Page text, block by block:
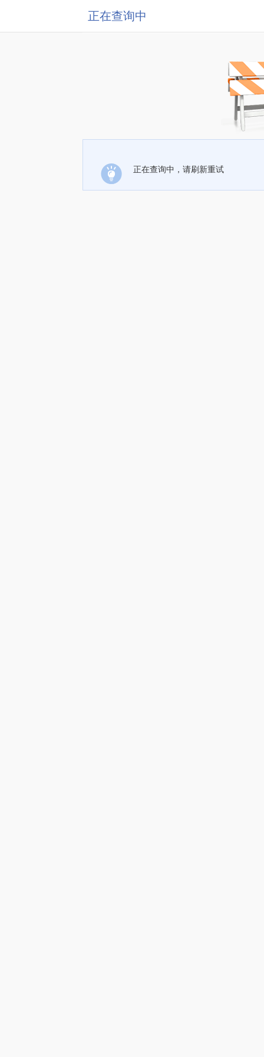
正在查询中
正在查询中，请刷新重试